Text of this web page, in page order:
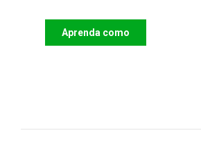
Aprenda como